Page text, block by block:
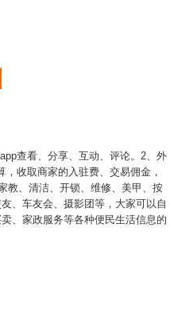
查看、分享、互动、评论。2、外
收取商家的入驻费、交易佣金，
教、清洁、开锁、维修、美甲、按
、车友会、摄影团等，大家可以自
、家政服务等各种便民生活信息的